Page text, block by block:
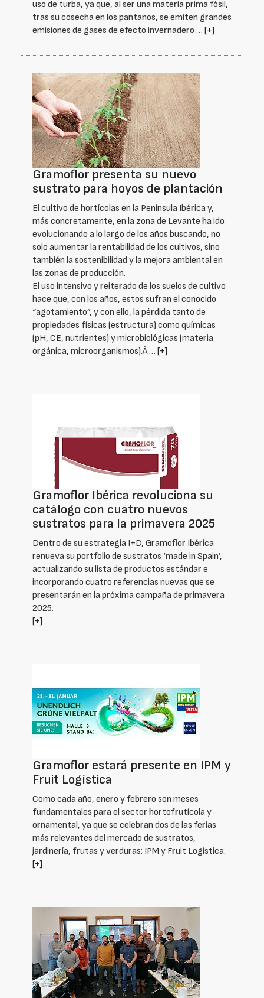
uso de turba, ya que, al ser una materia prima fósil,
tras su cosecha en los pantanos, se emiten grandes
emisiones de gases de efecto invernadero … [+]
Gramoflor presenta su nuevo
sustrato para hoyos de plantación
El cultivo de hortícolas en la Península Ibérica y,
más concretamente, en la zona de Levante ha ido
evolucionando a lo largo de los años buscando, no
solo aumentar la rentabilidad de los cultivos, sino
también la sostenibilidad y la mejora ambiental en
las zonas de producción.
El uso intensivo y reiterado de los suelos de cultivo
hace que, con los años, estos sufran el conocido
“agotamiento”, y con ello, la pérdida tanto de
propiedades físicas (estructura) como químicas
(pH, CE, nutrientes) y microbiológicas (materia
orgánica, microorganismos).Â … [+]
Gramoflor Ibérica revoluciona su
catálogo con cuatro nuevos
sustratos para la primavera 2025
Dentro de su estrategia I+D, Gramoflor Ibérica
renueva su portfolio de sustratos ‘made in Spain’,
actualizando su lista de productos estándar e
incorporando cuatro referencias nuevas que se
presentarán en la próxima campaña de primavera
2025.
[+]
Gramoflor estará presente en IPM y
Fruit Logística
Como cada año, enero y febrero son meses
fundamentales para el sector hortofrutícola y
ornamental, ya que se celebran dos de las ferias
más relevantes del mercado de sustratos,
jardinería, frutas y verduras: IPM y Fruit Logística.
[+]